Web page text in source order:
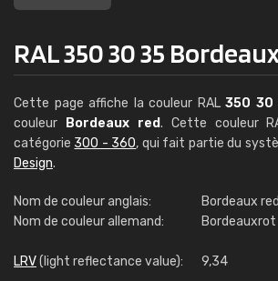
RAL 350 30 35
Cette page affiche la couleur RAL 350 30
couleur
Bordeaux red. Cette couleur
catégorie 300 - 360, qui fait partie du
Design.
Nom de couleur anglais:
Bordeaux red
Nom de couleur allemand:
Bordeauxrot
LRV(light reflectance value): 9,34